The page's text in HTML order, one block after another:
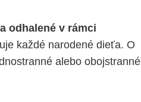
odhalené v rámci
každé narodené dieťa. O
alebo obojstranné